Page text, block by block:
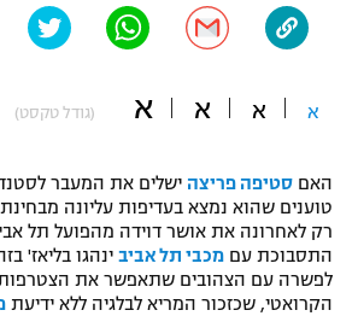
"מחצית בשכונה" – פודקאסט
משתתפים וזוכים בפרסים
תקנון משתתפים וזוכים בפרסים
תקנון עבור פעילות אלקטרה
תקנון עבור פעילות ספורט 1 – "מרלן"
טניס
גיימינג E-Sports
אופניים
ספורט מוטורי
פוטבול אמריקאי NFL
בייסבול MLB
א א א א (גודל טקסט)
האם סטיפה פריצה ישלים את המעבר
טוענים שהוא נמצא בעדיפות עליונה
רק לאחרונה את אושר דוידה מהפועל תל
התסבוכת עם מכבי תל אביב ינהגו בליאז'
לפשרה עם הצהובים שתאפשר את
הקרואטי, שכזכור המריא לבלגיה ללא ידיעת